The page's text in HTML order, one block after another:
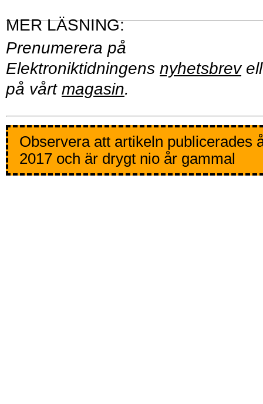
Prenumerera på
Elektroniktidningens nyhetsbrev
på vårt magasin.
Observera att artikeln publicerades
2017 och är drygt nio år gammal